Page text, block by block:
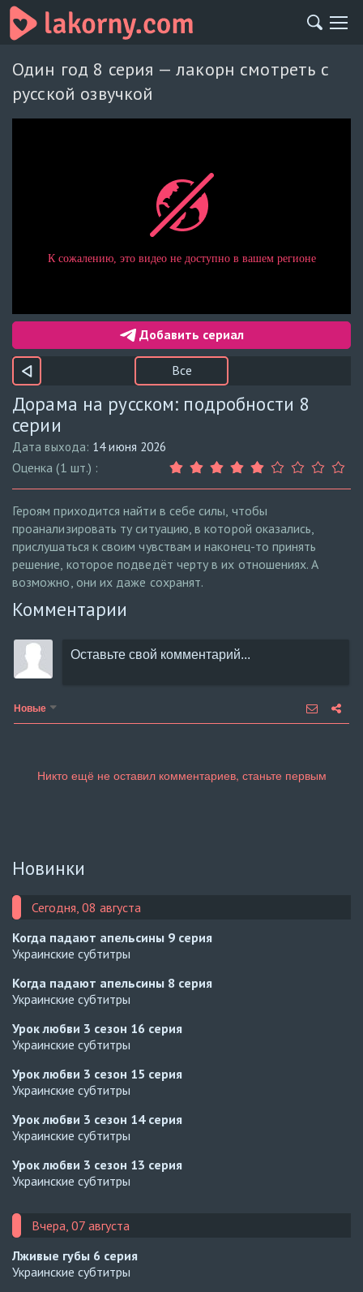
Один год 8 серия — лакорн смотреть с
русской озвучкой
Добавить сериал
Все
Дорама на русском: подробности 8
серии
Дата выхода: 14 июня 2026
Оценка (1 шт.) :
Героям приходится найти в себе силы, чтобы
проанализировать ту ситуацию, в которой оказались,
прислушаться к своим чувствам и наконец-то принять
решение, которое подведёт черту в их отношениях. А
возможно, они их даже сохранят.
Комментарии
Новые
Новинки
Сегодня, 08 августа
Когда падают апельсины 9 серия
Украинские субтитры
Когда падают апельсины 8 серия
Украинские субтитры
Урок любви 3 сезон 16 серия
Украинские субтитры
Урок любви 3 сезон 15 серия
Украинские субтитры
Урок любви 3 сезон 14 серия
Украинские субтитры
Урок любви 3 сезон 13 серия
Украинские субтитры
Вчера, 07 августа
Лживые губы 6 серия
Украинские субтитры